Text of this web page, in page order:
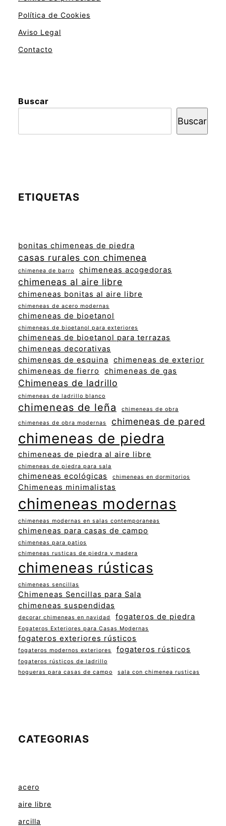
Política de Cookies
Aviso Legal
Contacto
Buscar
Buscar
ETIQUETAS
bonitas chimeneas de piedra
casas rurales con chimenea
chimenea de barro chimeneas acogedoras
chimeneas al aire libre
chimeneas bonitas al aire libre
chimeneas de acero modernas
chimeneas de bioetanol
chimeneas de bioetanol para exteriores
chimeneas de bioetanol para terrazas
chimeneas decorativas
chimeneas de esquina
chimeneas de exterior
chimeneas de fierro
chimeneas de gas
Chimeneas de ladrillo
chimeneas de ladrillo blanco
chimeneas de leña chimeneas de obra
chimeneas de obra modernas chimeneas de pared
chimeneas de piedra
chimeneas de piedra al aire libre
chimeneas de piedra para sala
chimeneas ecológicas chimeneas en dormitorios
Chimeneas minimalistas
chimeneas modernas
chimeneas modernas en salas contemporaneas
chimeneas para casas de campo
chimeneas para patios
chimeneas rusticas de piedra y madera
chimeneas rústicas
chimeneas sencillas
Chimeneas Sencillas para Sala
chimeneas suspendidas
decorar chimeneas en navidad fogateros de piedra
Fogateros Exteriores para Casas Modernas
fogateros exteriores rústicos
fogateros modernos exteriores fogateros rústicos
fogateros rústicos de ladrillo
hogueras para casas de campo
sala con chimenea rusticas
CATEGORIAS
acero
aire libre
arcilla